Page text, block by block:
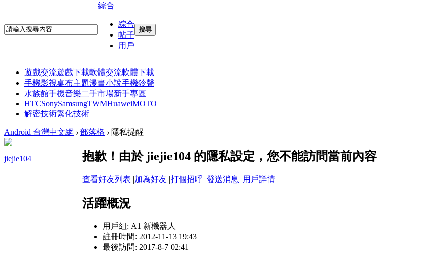
綜合
綜合
帖子
用戶
搜尋
遊戲交流遊戲下載軟體交流軟體下載
手機影視桌布主題漫畫小說手機鈴聲
水族館手機音樂二手市場新手專區
HTCSonySamsungTWMHuaweiMOTO
解密技術繁化技術
Android 台灣中文網 › 部落格 › 隱私提醒
jiejie104 抱歉！由於 jiejie104 的隱私設定，您不能訪問當前內容
查看好友列表 |加為好友 |打個招呼 |發送消息 |用戶詳情
活躍概況
用戶組: A1 新機器人
註冊時間: 2012-11-13 19:43
最後訪問: 2017-8-7 02:41